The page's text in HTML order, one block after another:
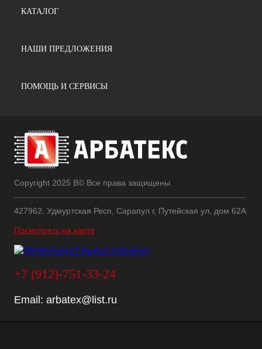
КАТАЛОГ
НАШИ ПРЕДЛОЖЕНИЯ
ПОМОЩЬ И СЕРВИСЫ
Copyright 2025 В© Все права защищены
427962, Удмуртская Респ, Сарапул г, Путейская ул, дом 62А
Посмотреть на карте
+7 (912)-751-33-24
Email: arbatex@list.ru